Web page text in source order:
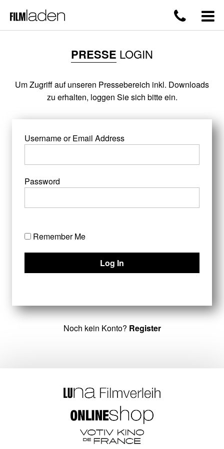
PRESSE LOGIN
Um Zugriff auf unseren Pressebereich inkl. Downloads
zu erhalten, loggen Sie sich bitte ein.
Username or Email Address
Password
Remember Me
Noch kein Konto? Register